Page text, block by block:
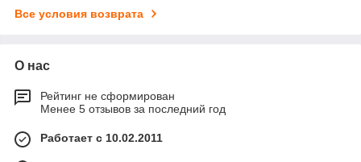
Все условия возврата
О нас
Рейтинг не сформирован
Менее 5 отзывов за последний год
Работает с 10.02.2011